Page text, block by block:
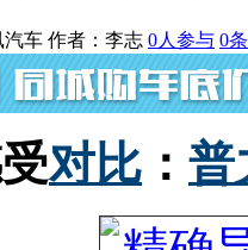
车 作者： 李志 0人参与 0
对比 ： 普